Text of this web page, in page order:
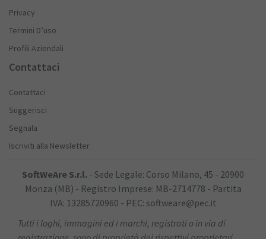
Privacy
Termini D’uso
Profili Aziendali
Contattaci
Contattaci
Suggerisci
Segnala
Iscriviti alla Newsletter
SoftWeAre S.r.l. - Sede Legale: Corso Milano, 45 - 20900
Monza (MB) - Registro Imprese: MB-2714778 - Partita
IVA: 13285720960 - PEC: softweare@pec.it
Tutti i loghi, immagini ed i marchi, registrati o in via di